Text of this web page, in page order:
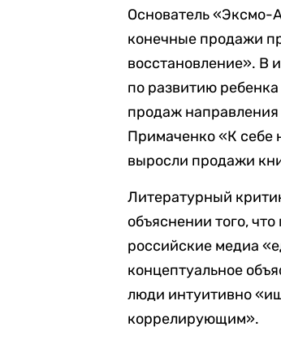
Основатель «Эксмо-
конечные продажи
восстановление». В
по развитию
продаж направления
Примаченко «К себе
выросли продажи
Литературный
объяснении того,
российские медиа
концептуальное
люди интуитивно
коррелирующим».